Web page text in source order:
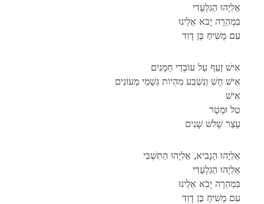
אֵלִיָהוּ הַגִלְעָדִי
בִּמְהֵרָה יָבֹא אֵלֵינוּ
עִם מָשִׁיחַ בֶּן דָוִד
אִישׁ זָעַף עַל עוֹבְדֵי חַמָּנִים
אִישׁ חָשׁ וְנִשְׁבַּע מִהְיוֹת גִּשְׁמֵי מְעוֹנִים
אִישׁ
טַל וּמָטָר
עָצַר שָׁלשׁ שָׁנִים
אֵלִיָהוּ הַנָבִיא, אֵלִיָהוּ הַתִּשְׁבִּי
אֵלִיָהוּ הַגִלְעָדִי
בִּמְהֵרָה יָבֹא אֵלֵינוּ
עִם מָשִׁיחַ בֶּן דָוִד